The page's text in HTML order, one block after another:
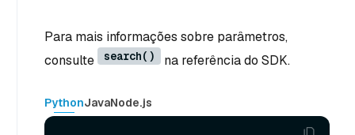
Para mais informações sobre parâmetros,
consulte
search() na referência do SDK.
PythonJavaNode.js